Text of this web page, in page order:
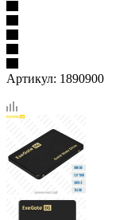
Артикул: 1890900